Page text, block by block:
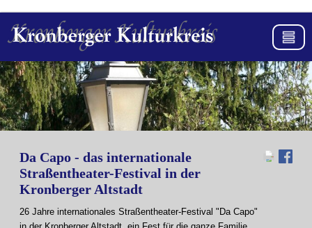
Da Capo - das internationale
Straßentheater-Festival in der
Kronberger Altstadt
26 Jahre internationales Straßentheater-Festival "Da Capo"